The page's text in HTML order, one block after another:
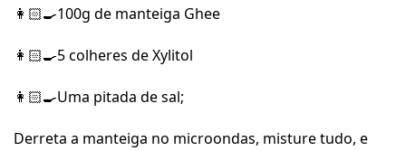
👩🏻‍🍳100g de manteiga Ghee
👩🏻‍🍳5 colheres de Xylitol
👩🏻‍🍳Uma pitada de sal;
Derreta a manteiga no microondas, misture tudo, e